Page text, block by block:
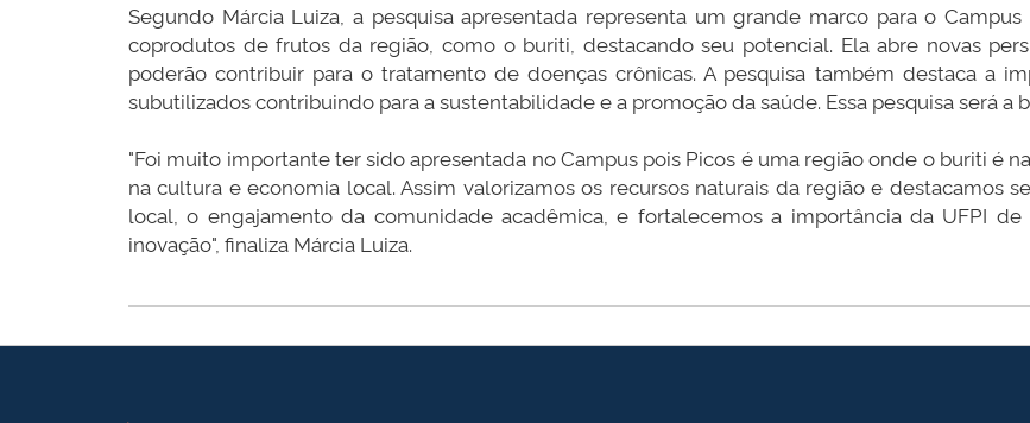
Segundo Márcia Luiza, a pesquisa apresentada representa um grande marco para o
coprodutos de frutos da região, como o buriti, destacando seu potencial. Ela abre novas
poderão contribuir para o tratamento de doenças crônicas. A pesquisa também destaca a
subutilizados contribuindo para a sustentabilidade e a promoção da saúde. Essa pesquisa será a
"Foi muito importante ter sido apresentada no Campus pois Picos é uma região onde o buriti é
na cultura e economia local. Assim valorizamos os recursos naturais da região e destacamos
local, o engajamento da comunidade acadêmica, e fortalecemos a importância da UFPI
inovação", finaliza Márcia Luiza.